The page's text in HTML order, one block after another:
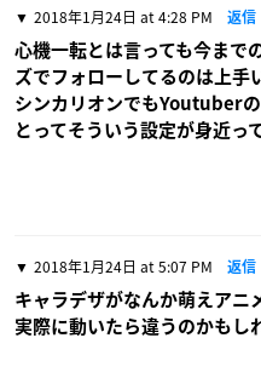
2018年1月24日 at 4:28 PM 返信
心機一転とは言っても今まで
ズでフォローしてるのは上手
シンカリオンでもYoutuber
とってそういう設定が身近っ
2018年1月24日 at 5:07 PM 返信
キャラデザがなんか萌えアニ
実際に動いたら違うのかもし